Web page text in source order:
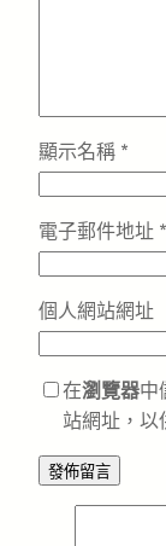
顯示名稱 *
電子郵件地址 *
個人網站網址
在瀏覽器中
站網址，以